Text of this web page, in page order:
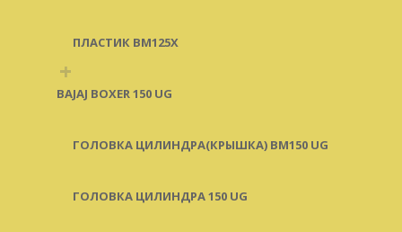
ПЛАСТИК BM125X
+
BAJAJ BOXER 150 UG
ГОЛОВКА ЦИЛИНДРА(КРЫШКА) BM150 UG
ГОЛОВКА ЦИЛИНДРА 150 UG